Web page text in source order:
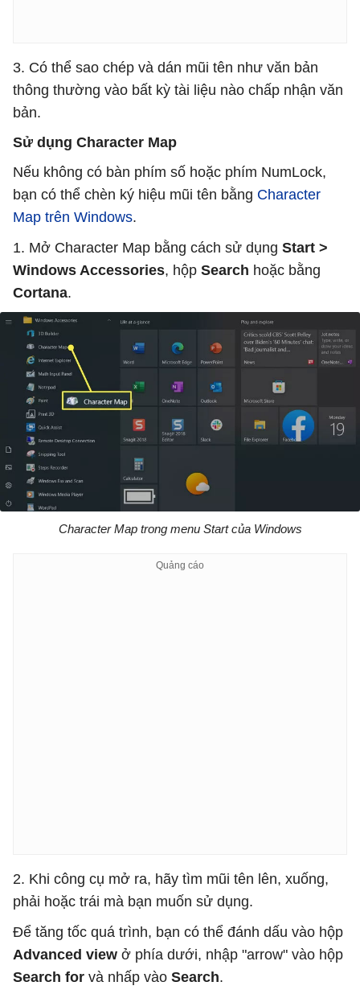
3. Có thể sao chép và dán mũi tên như văn bản
thông thường vào bất kỳ tài liệu nào chấp nhận văn
bản.
Sử dụng Character Map
Nếu không có bàn phím số hoặc phím NumLock,
bạn có thể chèn ký hiệu mũi tên bằng Character
Map trên Windows.
1. Mở Character Map bằng cách sử dụng Start >
Windows Accessories, hộp Search hoặc bằng
Cortana.
Character Map trong menu Start của Windows
2. Khi công cụ mở ra, hãy tìm mũi tên lên, xuống,
phải hoặc trái mà bạn muốn sử dụng.
Để tăng tốc quá trình, bạn có thể đánh dấu vào hộp
Advanced view ở phía dưới, nhập "arrow" vào hộp
Search for và nhấp vào Search.